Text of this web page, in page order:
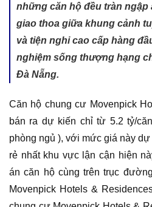
những căn hộ đều tràn ngập
giao thoa giữa khung cảnh
và tiện nghi cao cấp hàng
nghiệm sống thượng hạng
Đà Nẵng.
Căn hộ chung cư Movenpick
bán ra dự kiến chỉ từ 5.2 tỷ/
phòng ngủ ), với mức giá này
rẻ nhất khu vực lận cận hiện
án căn hộ cùng trên trục
Movenpick Hotels &